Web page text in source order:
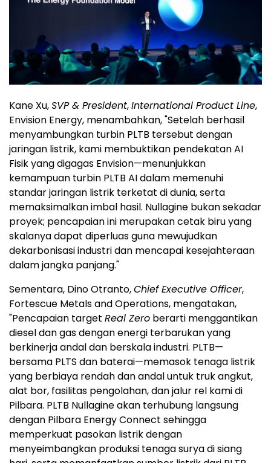
Kane Xu,SVP & President,International Product Line,
Envision Energy, menambahkan, "Setelah berhasil
menyambungkan turbin PLTB tersebut dengan
jaringan listrik, kami membuktikan pendekatan AI
Fisik yang digagas Envision—menunjukkan
kemampuan turbin PLTB AI dalam memenuhi
standar jaringan listrik terketat di dunia, serta
memaksimalkan imbal hasil. Nullagine bukan sekadar
proyek; pencapaian ini merupakan cetak biru yang
skalanya dapat diperluas guna mewujudkan
dekarbonisasi industri dan mencapai kesejahteraan
dalam jangka panjang."
Sementara, Dino Otranto,Chief Executive Officer,
Fortescue Metals and Operations, mengatakan,
"Pencapaian target Real Zero berarti menggantikan
diesel dan gas dengan energi terbarukan yang
berkinerja andal dan berskala industri. PLTB—
bersama PLTS dan baterai—memasok tenaga listrik
yang berbiaya rendah dan andal untuk truk angkut,
alat bor, fasilitas pengolahan, dan jalur rel kami di
Pilbara. PLTB Nullagine akan terhubung langsung
dengan Pilbara Energy Connect sehingga
memperkuat pasokan listrik dengan
menyeimbangkan produksi tenaga surya di siang